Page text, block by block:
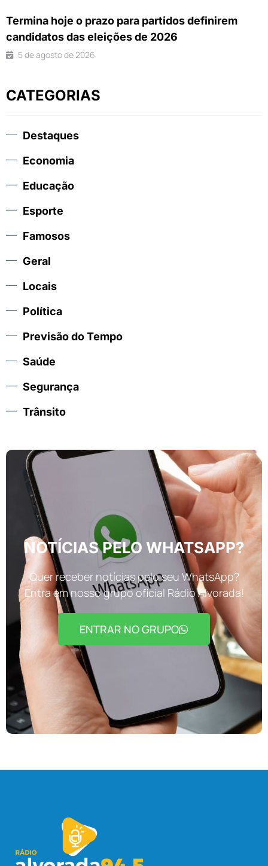
Termina hoje o prazo para partidos definirem
candidatos das eleições de 2026
5 de agosto de 2026
CATEGORIAS
Destaques
Economia
Educação
Esporte
Famosos
Geral
Locais
Política
Previsão do Tempo
Saúde
Segurança
Trânsito
NOTÍCIAS PELO WHATSAPP?
Quer receber notícias pelo seu WhatsApp?
Entra em nosso grupo oficial Rádio Alvorada!
ENTRAR NO GRUPO